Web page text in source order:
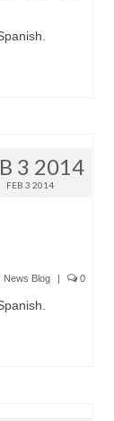
3 2014
FEB 3 2014
News Blog | 0